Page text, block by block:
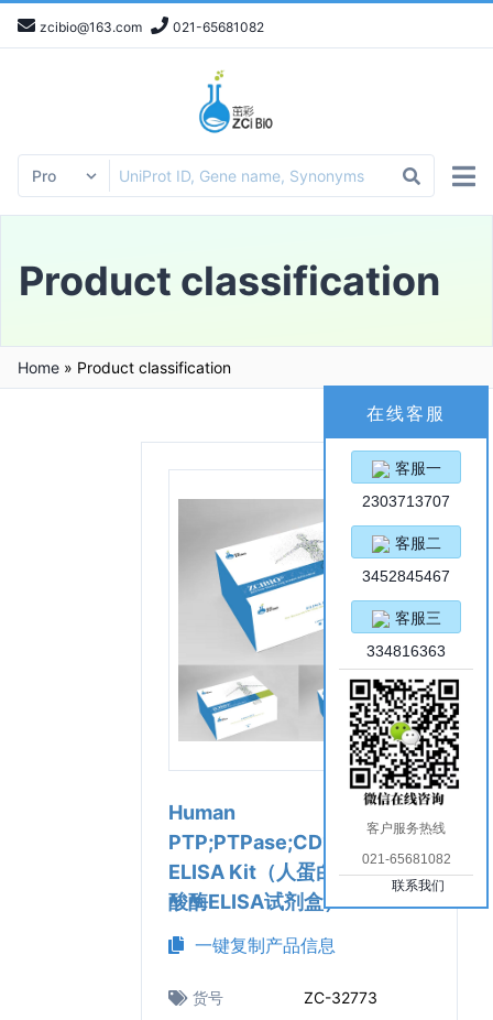
zcibio@163.com 021-65681082
Product classification
Home » Product classification
Human
PTP;PTPase;CD148;IA-2
ELISA Kit（人蛋白酪氨酸磷
酸酶ELISA试剂盒）
一键复制产品信息
货号
ZC-32773
在线客服
客服一
2303713707
客服二
3452845467
客服三
334816363
客户服务热线
021-65681082
联系我们